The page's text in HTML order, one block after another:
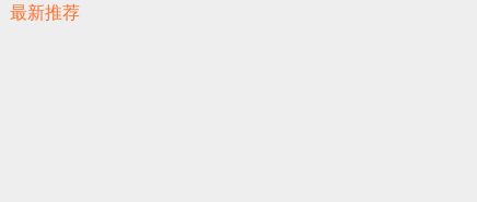
最新推荐